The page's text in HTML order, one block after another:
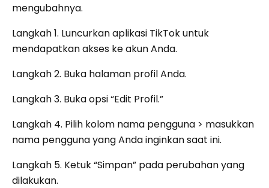
mengubahnya.
Langkah 1. Luncurkan aplikasi TikTok untuk
mendapatkan akses ke akun Anda.
Langkah 2. Buka halaman profil Anda.
Langkah 3. Buka opsi “Edit Profil.”
Langkah 4. Pilih kolom nama pengguna > masukkan
nama pengguna yang Anda inginkan saat ini.
Langkah 5. Ketuk “Simpan” pada perubahan yang
dilakukan.